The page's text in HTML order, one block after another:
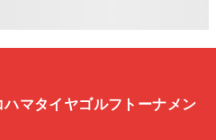
マタイヤゴルフトーナメン